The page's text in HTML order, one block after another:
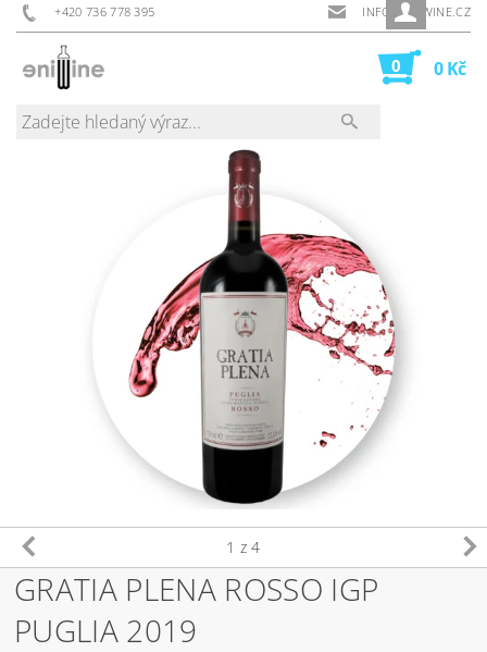
+420 736 778 395 INFO@ENIWINE.CZ
0 0 Kč
1 z 4
GRATIA PLENA ROSSO IGP
PUGLIA 2019